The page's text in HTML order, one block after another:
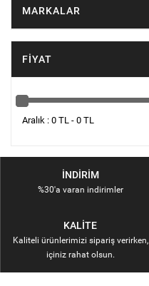
MARKALAR
FIYAT
Aralık : 0 TL - 0 TL
İNDIRIM
%30'a varan indirimler
KALITE
Kaliteli ürünlerimizi sipariş verirken,
içiniz rahat olsun.